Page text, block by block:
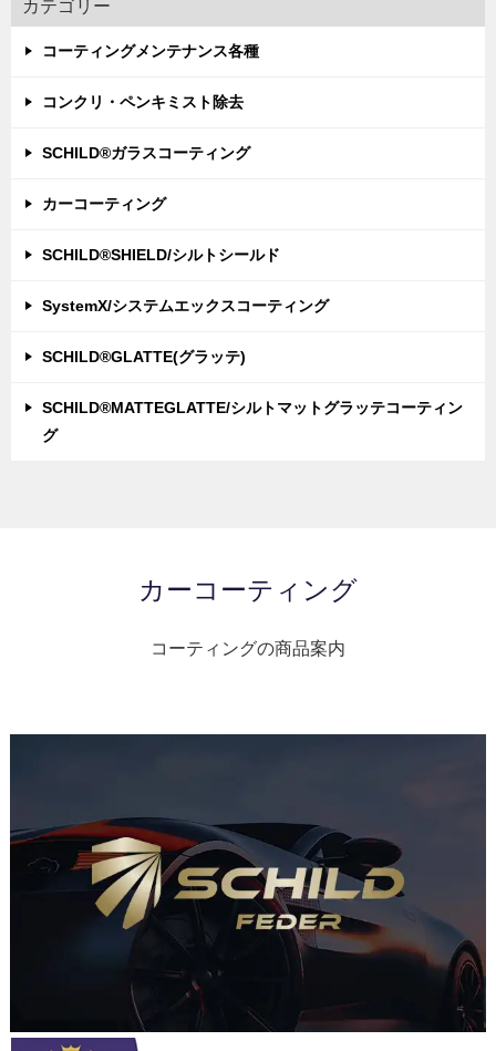
カテゴリー
コーティングメンテナンス各種
コンクリ・ペンキミスト除去
SCHILD®ガラスコーティング
カーコーティング
SCHILD®SHIELD/シルトシールド
SystemX/システムエックスコーティング
SCHILD®GLATTE(グラッテ)
SCHILD®MATTEGLATTE/シルトマットグラッテコーティン
グ
カーコーティング
コーティングの商品案内